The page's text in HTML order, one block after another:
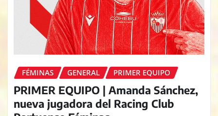
FÉMINAS GENERAL PRIMER EQUIPO
PRIMER EQUIPO | Amanda Sánchez,
nueva jugadora del Racing Club